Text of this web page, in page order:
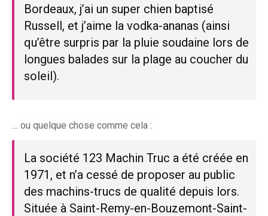
Bordeaux, j’ai un super chien baptisé
Russell, et j’aime la vodka-ananas (ainsi
qu’être surpris par la pluie soudaine lors de
longues balades sur la plage au coucher du
soleil).
… ou quelque chose comme cela :
La société 123 Machin Truc a été créée en
1971, et n’a cessé de proposer au public
des machins-trucs de qualité depuis lors.
Située à Saint-Remy-en-Bouzemont-Saint-